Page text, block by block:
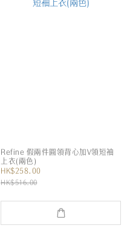
Refine 假兩件圓領背心加V領短袖
上衣(兩色)
HK$258.00
HK$516.00